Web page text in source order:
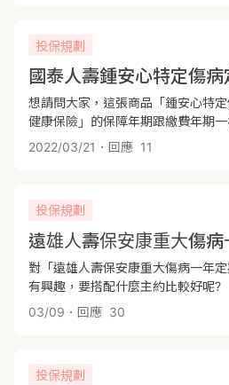
投保規劃
想請問大家，這張商品「鍾安心特
健康保險」的保障年期跟繳費年期
謝！
2022/03/21 ．回應 11
投保規劃
對「遠雄人壽保安康重大傷病一年定
有興趣，要搭配什麼主約比較好呢?
03/09 ．回應 30
投保規劃